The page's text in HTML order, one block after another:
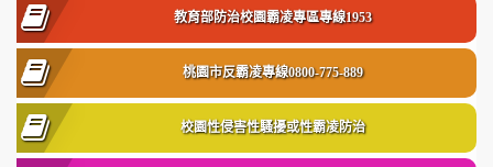
教育部防治校園霸凌專區專線1953
桃園市反霸凌專線0800-775-889
校園性侵害性騷擾或性霸凌防治